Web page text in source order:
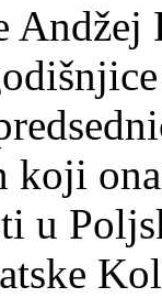
koji
u